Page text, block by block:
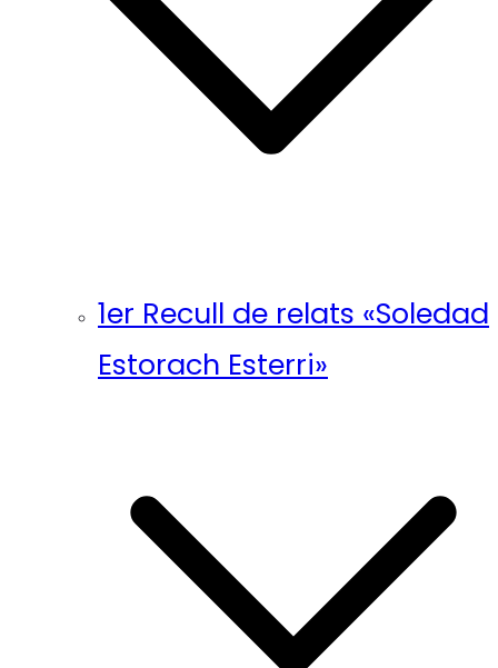
1er Recull de relats «Soledad
Estorach Esterri»